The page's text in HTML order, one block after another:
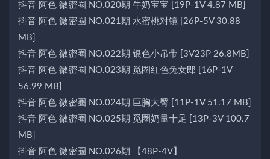
抖音 阿色 微密圈 NO.020期 牛奶宝宝 [19P-1V 4.87 MB]
抖音 阿色 微密圈 NO.021期 水蜜桃对镜 [26P-5V 30.88
MB]
抖音 阿色 微密圈 NO.022期 银色小吊带 [3V23P 26.8MB]
抖音 阿色 微密圈 NO.023期 觅圈红色兔女郎 [16P-1V
56.99 MB]
抖音 阿色 微密圈 NO.024期 巨胸大臀 [11P-1V 51.17 MB]
抖音 阿色 微密圈 NO.025期 觅圈奶量十足 [13P-3V 100.7
MB]
抖音 阿色 微密圈 NO.026期 【48P-4V】